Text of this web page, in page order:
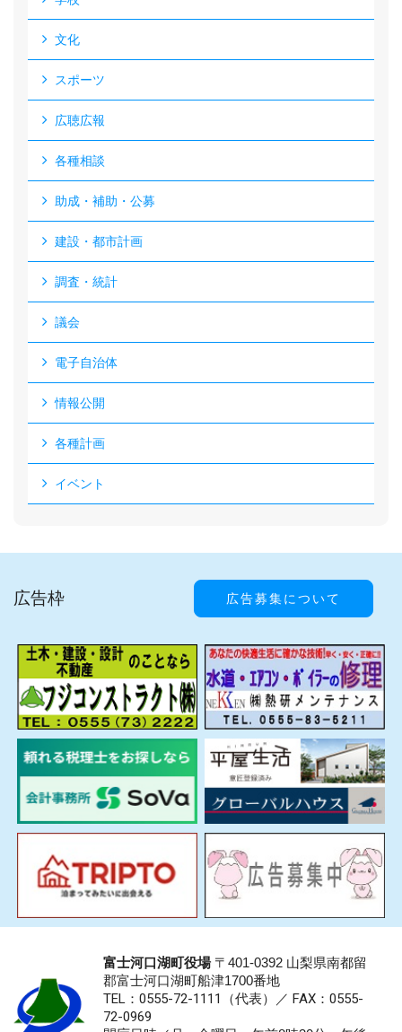
文化
スポーツ
広聴広報
各種相談
助成・補助・公募
建設・都市計画
調査・統計
議会
電子自治体
情報公開
各種計画
イベント
広告枠 広告募集について
富士河口湖町役場〒401-0392 山梨県南都留
郡富士河口湖町船津1700番地
TEL：0555-72-1111 （代表）／ FAX：0555-
72-0969